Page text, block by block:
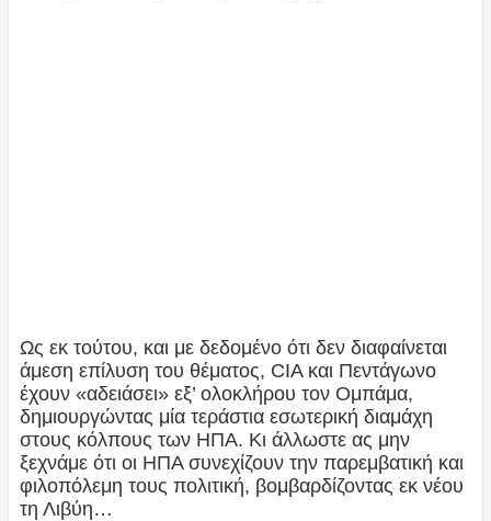
Ως εκ τούτου, και με δεδομένο ότι δεν διαφαίνεται
άμεση επίλυση του θέματος, CIA και Πεντάγωνο
έχουν «αδειάσει» εξ’ ολοκλήρου τον Ομπάμα,
δημιουργώντας μία τεράστια εσωτερική διαμάχη
στους κόλπους των ΗΠΑ. Κι άλλωστε ας μην
ξεχνάμε ότι οι ΗΠΑ συνεχίζουν την παρεμβατική και
φιλοπόλεμη τους πολιτική, βομβαρδίζοντας εκ νέου
τη Λιβύη…